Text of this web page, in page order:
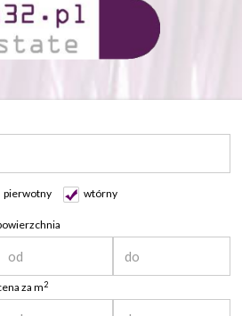
pierwotny wtórny
za m2